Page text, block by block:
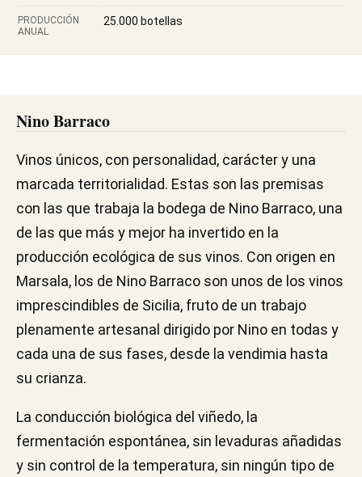
PRODUCCIÓN
ANUAL
25.000 botellas
Nino Barraco
Vinos únicos, con personalidad, carácter y una
marcada territorialidad. Estas son las premisas
con las que trabaja la bodega de Nino Barraco, una
de las que más y mejor ha invertido en la
producción ecológica de sus vinos. Con origen en
Marsala, los de Nino Barraco son unos de los vinos
imprescindibles de Sicilia, fruto de un trabajo
plenamente artesanal dirigido por Nino en todas y
cada una de sus fases, desde la vendimia hasta
su crianza.
La conducción biológica del viñedo, la
fermentación espontánea, sin levaduras añadidas
y sin control de la temperatura, sin ningún tipo de